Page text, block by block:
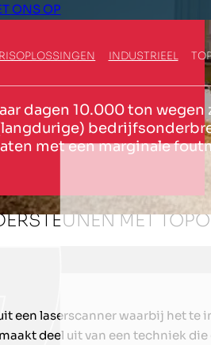
ONS OP
INDUSTRIEEL
dagen 10.000 ton
met een marginale
MET
een laserscanner waarbij het te
deel uit van een techniek